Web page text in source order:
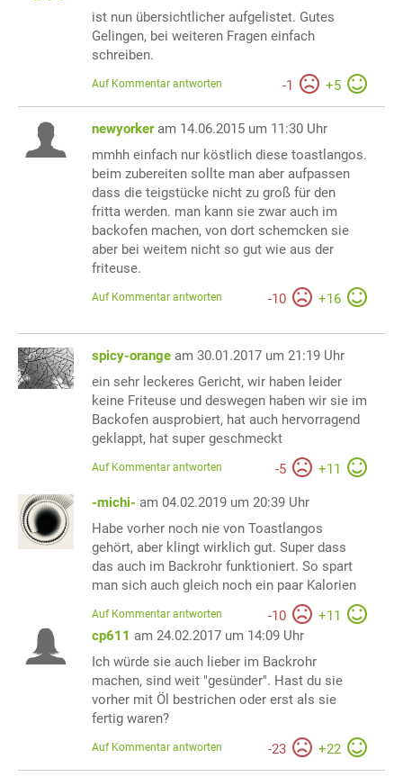
ist nun übersichtlicher aufgelistet. Gutes
Gelingen, bei weiteren Fragen einfach
schreiben.
-1 +5
Auf Kommentar antworten
newyorker am 14.06.2015 um 11:30 Uhr
mmhh einfach nur köstlich diese toastlangos.
beim zubereiten sollte man aber aufpassen
dass die teigstücke nicht zu groß für den
fritta werden. man kann sie zwar auch im
backofen machen, von dort schemcken sie
aber bei weitem nicht so gut wie aus der
friteuse.
-10 +16
Auf Kommentar antworten
spicy-orange am 30.01.2017 um 21:19 Uhr
ein sehr leckeres Gericht, wir haben leider
keine Friteuse und deswegen haben wir sie im
Backofen ausprobiert, hat auch hervorragend
geklappt, hat super geschmeckt
-5 +11
Auf Kommentar antworten
-michi- am 04.02.2019 um 20:39 Uhr
Habe vorher noch nie von Toastlangos
gehört, aber klingt wirklich gut. Super dass
das auch im Backrohr funktioniert. So spart
man sich auch gleich noch ein paar Kalorien
-10 +11
Auf Kommentar antworten
cp611 am 24.02.2017 um 14:09 Uhr
Ich würde sie auch lieber im Backrohr
machen, sind weit "gesünder". Hast du sie
vorher mit Öl bestrichen oder erst als sie
fertig waren?
-23 +22
Auf Kommentar antworten